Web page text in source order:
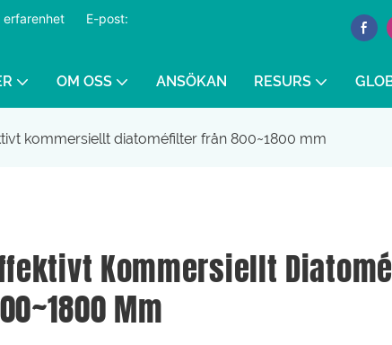
erfarenhet
E-post:
OM OSS ANSÖKAN RESURS
kommersiellt diatoméfilter från 800~1800 mm
Kommersiellt
Mm